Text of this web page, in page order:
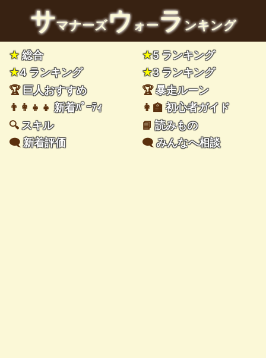
サマナーズウォーランキング
★総合 ★5 ランキング
★4 ランキング ★3 ランキング
🏆巨人おすすめ 🏆暴走ルーン
👨‍👩‍👧‍👧新着ﾊﾟｰﾃｨ 👩‍🏫初心者ガイド
🔍スキル 📘読みもの
🗨️新着評価 🗨️みんなへ相談